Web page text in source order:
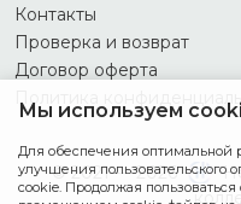
Контакты
Проверка и возврат
Договор оферта
Политика
© 2021 — 2026
Мы используем
Для обеспечения оптимальной
улучшения пользовательского
cookie. Продолжая